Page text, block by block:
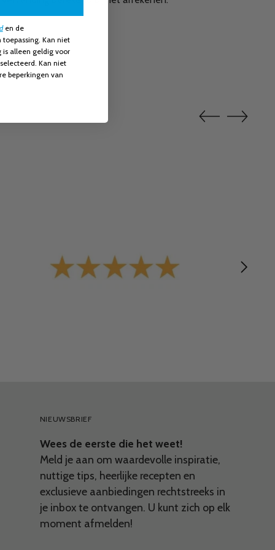
NIEUWSBRIEF
Wees de eerste die het weet!
Meld je aan om waardevolle inspiratie,
nuttige tips, heerlijke recepten en
exclusieve aanbiedingen rechtstreeks in
je inbox te ontvangen. U kunt zich op elk
moment afmelden!
en​ de
Kan niet
alleen geldig voor
Kan niet
beperkingen van